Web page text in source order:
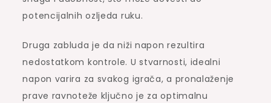
potencijalnih ozljeda ruku.
Druga zabluda je da niži napon rezultira
nedostatkom kontrole. U stvarnosti, idealni
napon varira za svakog igrača, a pronalaženje
prave ravnoteže ključno je za optimalnu